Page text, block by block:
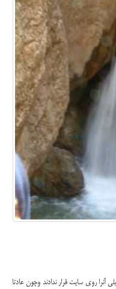
آنرا روی سایت قرار ندادند وچون عادتا